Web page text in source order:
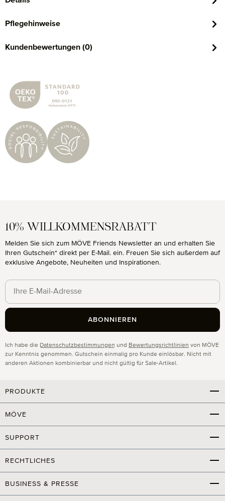
Pflegehinweise
Kundenbewertungen (0)
10% WILLKOMMENSRABATT
Melden Sie sich zum MÖVE Friends Newsletter an und erhalten Sie
Ihren Gutschein* direkt per E-Mail. ein. Freuen Sie sich außerdem auf
exklusive Angebote, Neuheiten und Inspirationen.
Ich habe die Datenschutzbestimmungen und Bewertungsrichtlinien von MÖVE
zur Kenntnis genommen. Gutschein einmalig pro Kunde einlösbar. Nicht mit
anderen Aktionen kombinierbar und nicht gültig für Sale-Artikel.
ABONNIEREN
PRODUKTE
MÖVE
SUPPORT
RECHTLICHES
BUSINESS & PRESSE